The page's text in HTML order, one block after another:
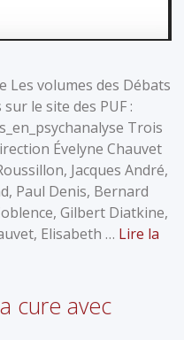
Les volumes des Débats
le site des PUF :
Trois
Évelyne Chauvet
Jacques André,
Paul Denis, Bernard
Gilbert Diatkine,
Elisabeth … Lire la
cure avec